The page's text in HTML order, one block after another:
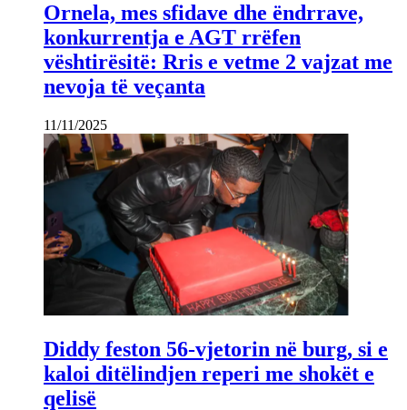
Ornela, mes sfidave dhe ëndrrave,
konkurrentja e AGT rrëfen
vështirësitë: Rris e vetme 2 vajzat me
nevoja të veçanta
11/11/2025
Diddy feston 56-vjetorin në burg, si e
kaloi ditëlindjen reperi me shokët e
qelisë